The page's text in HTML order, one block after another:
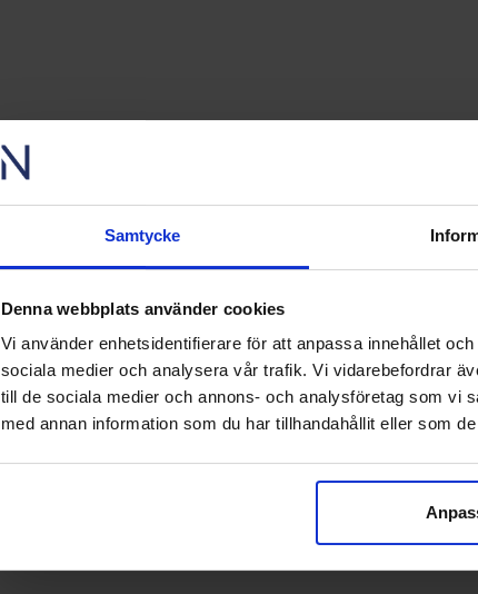
Samtycke
Denna webbplats använder cookies
Vi använder enhetsidentifierare för att anpassa innehållet
sociala medier och analysera vår trafik. Vi vidarebefordrar
till de sociala medier och annons- och analysföretag som vi
med annan information som du har tillhandahållit eller som